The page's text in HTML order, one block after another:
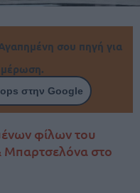
σου πηγή για
στην Google
φίλων του
Μπαρτσελόνα στο